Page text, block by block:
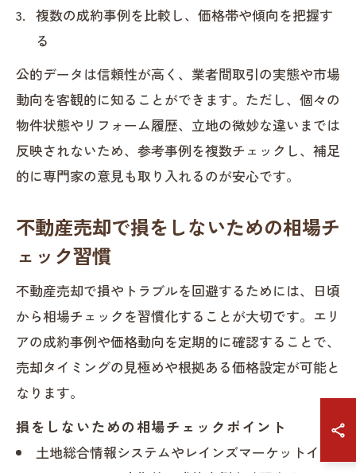
複数の成約事例を比較し、価格帯や傾向を把握す
る
公的データは信頼性が高く、業者間取引の実態や市場
動向を客観的に知ることができます。ただし、個々の
物件状態やリフォーム履歴、立地の微妙な違いまでは
反映されないため、参考事例を複数チェックし、補足
的に専門家の意見も取り入れるのが安心です。
不動産売却で損をしないための相場チ
ェック習慣
不動産売却で損やトラブルを回避するためには、日頃
から相場チェックを習慣化することが大切です。エリ
アの成約事例や価格動向を定期的に確認することで、
売却タイミングの見極めや根拠ある価格設定が可能と
なります。
損をしないための相場チェックポイント
土地総合情報システムやレインズマーケットイン